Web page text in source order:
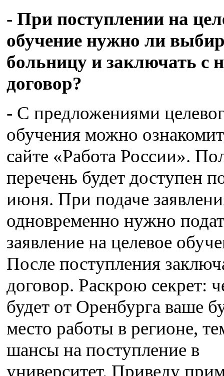
- При поступлении на
обучение нужно ли
больницу и заключать с
договор?
- С предложениями
обучения можно
сайте «Работа России».
перечень будет доступен
июня. При подаче
одновременно нужно
заявление на целевое
После поступления
договор. Раскрою секрет:
будет от Оренбурга ваше
место работы в регионе,
шансы на поступление в
университет. Приведу